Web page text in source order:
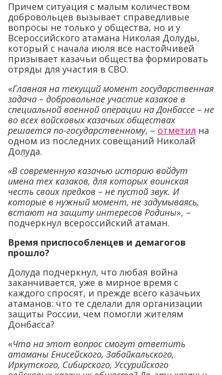
Причем ситуация с малым количеством
добровольцев вызывает справедливые
вопросы не только у общества, но и у
Всероссийского атамана Николая Долуды,
который с начала июля все настойчивей
призывает казачьи общества формировать
отряды для участия в СВО.
«Главная на текущий момент государственная
задача – добровольное участие казаков в
специальной военной операции на Донбассе – не
во всех войсковых казачьих обществах
решается по-государственному, – отметил на
одном из последних совещаний Николай
Долуда.
«В современную казачью историю войдут
имена тех казаков, для которых воинская
честь своих предков – не пустой звук. И
которые в нужный момент, не задумываясь,
встают на защиту интересов Родины», –
подчеркнул всероссийский атаман.
Время приспособленцев и демагогов
прошло?
Долуда подчеркнул, что любая война
заканчивается, уже в мирное время с
каждого спросят, и прежде всего казачьих
атаманов: что те сделали для организации
защиты России, чем помогли жителям
Донбасса?
«Что на этот вопрос смогут ответить
атаманы Енисейского, Забайкальского,
Иркутского, Сибирского, Уссурийского